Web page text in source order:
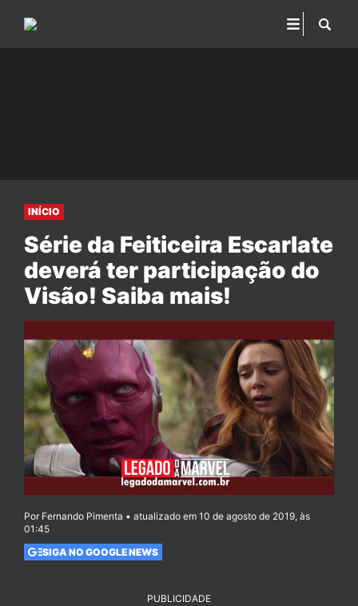
INÍCIO
Série da Feiticeira Escarlate
deverá ter participação do
Visão! Saiba mais!
Por Fernando Pimenta • atualizado em 10 de agosto de 2019, às
01:45
SIGA NO GOOGLE NEWS
PUBLICIDADE